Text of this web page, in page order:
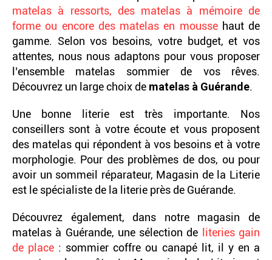
matelas à ressorts, des matelas à mémoire de
forme ou encore des matelas en moussehaut de
gamme. Selon vos besoins, votre budget, et vos
attentes, nous nous adaptons pour vous proposer
l’ensemble matelas sommier de vos rêves.
Découvrez un large choix de matelas à Guérande.
Une bonne literie est très importante. Nos
conseillers sont à votre écoute et vous proposent
des matelas qui répondent à vos besoins et à votre
morphologie. Pour des problèmes de dos, ou pour
avoir un sommeil réparateur, Magasin de la Literie
est le spécialiste de la literie près de Guérande.
Découvrez également, dans notre magasin de
matelas à Guérande, une sélection de literies gain
de place : sommier coffre ou canapé lit, il y en a